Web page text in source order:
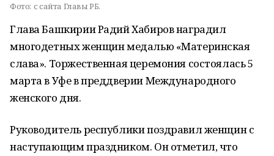
Фото: с сайта Главы РБ.
Глава Башкирии Радий Хабиров наградил
многодетных женщин медалью «Материнская
слава». Торжественная церемония состоялась 5
марта в Уфе в преддверии Международного
женского дня.
Руководитель республики поздравил женщин с
наступающим праздником. Он отметил, что